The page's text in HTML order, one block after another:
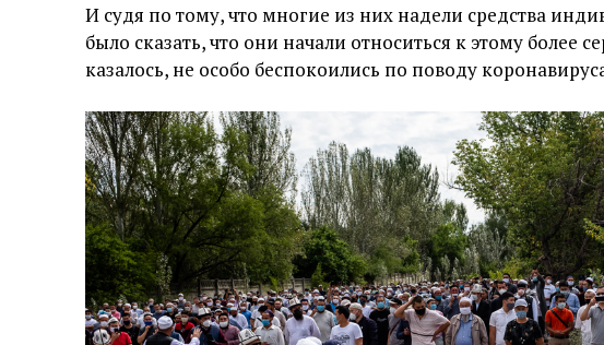
И судя по тому, что многие из них надели средства
было сказать, что они начали относиться к этому более
казалось, не особо беспокоились по поводу